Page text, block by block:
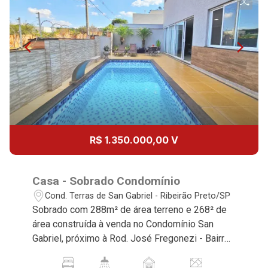
10
Aug/Mon
11
Aug/Tue
12
13
Aug/Thu
14
10:00
11:00
12:00
13:00
14:00
Continuar
R$ 1.350.000,00 V
Casa - Sobrado Condomínio
Cond. Terras de San Gabriel - Ribeirão Preto/SP
Sobrado com 288m² de área terreno e 268² de
área construída à venda no Condomínio San
Gabriel, próximo à Rod. José Fregonezi - Bairro